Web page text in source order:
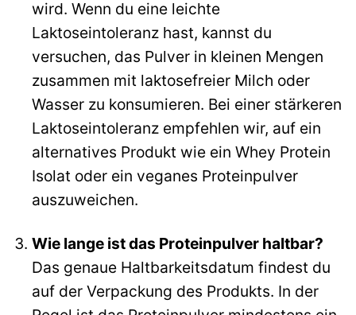
wird. Wenn du eine leichte
Laktoseintoleranz hast, kannst du
versuchen, das Pulver in kleinen Mengen
zusammen mit laktosefreier Milch oder
Wasser zu konsumieren. Bei einer stärkeren
Laktoseintoleranz empfehlen wir, auf ein
alternatives Produkt wie ein Whey Protein
Isolat oder ein veganes Proteinpulver
auszuweichen.
Wie lange ist das Proteinpulver haltbar?
Das genaue Haltbarkeitsdatum findest du
auf der Verpackung des Produkts. In der